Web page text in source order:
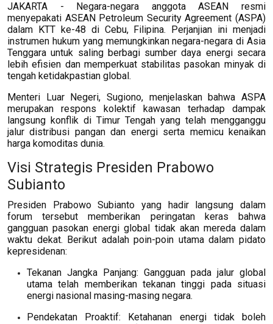
JAKARTA - Negara-negara anggota ASEAN resmi
menyepakati ASEAN Petroleum Security Agreement (ASPA)
dalam KTT ke-48 di Cebu, Filipina. Perjanjian ini menjadi
instrumen hukum yang memungkinkan negara-negara di Asia
Tenggara untuk saling berbagi sumber daya energi secara
lebih efisien dan memperkuat stabilitas pasokan minyak di
tengah ketidakpastian global.
Menteri Luar Negeri, Sugiono, menjelaskan bahwa ASPA
merupakan respons kolektif kawasan terhadap dampak
langsung konflik di Timur Tengah yang telah mengganggu
jalur distribusi pangan dan energi serta memicu kenaikan
harga komoditas dunia.
Visi Strategis Presiden Prabowo
Subianto
Presiden Prabowo Subianto yang hadir langsung dalam
forum tersebut memberikan peringatan keras bahwa
gangguan pasokan energi global tidak akan mereda dalam
waktu dekat. Berikut adalah poin-poin utama dalam pidato
kepresidenan:
Tekanan Jangka Panjang: Gangguan pada jalur global
utama telah memberikan tekanan tinggi pada situasi
energi nasional masing-masing negara.
Pendekatan Proaktif: Ketahanan energi tidak boleh